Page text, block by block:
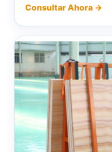
Consultar Ahora →